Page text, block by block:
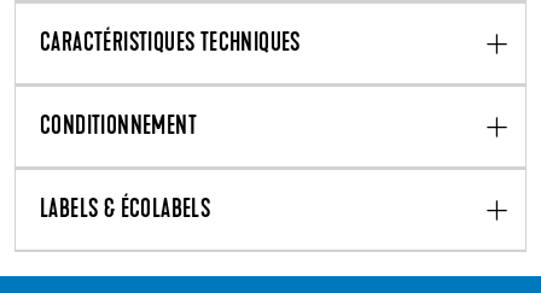
CARACTÉRISTIQUES TECHNIQUES
CONDITIONNEMENT
LABELS & ÉCOLABELS